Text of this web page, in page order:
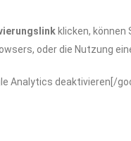
klicken,
oder die Nutzung
Analytics deaktivieren[/